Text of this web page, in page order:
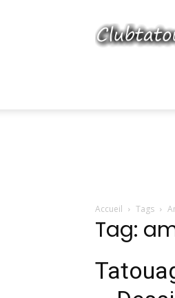
Tatouage
Accueil Tags
Tag: